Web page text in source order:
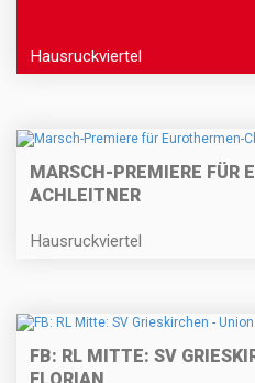
Hausruckviertel
MARSCH-PREMIERE FÜR
ACHLEITNER
Hausruckviertel
FB: RL MITTE: SV